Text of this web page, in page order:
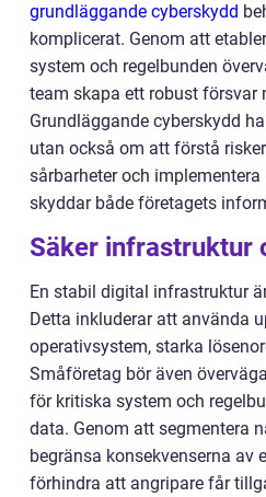
grundläggande cyberskydd
komplicerat. Genom att
system och regelbunden
team skapa ett robust försvar
Grundläggande cyberskydd
utan också om att förstå
sårbarheter och
skyddar både företagets
Säker infrastruktur
En stabil digital infrastruktur
Detta inkluderar att använda
operativsystem, starka
Småföretag bör även
för kritiska system och
data. Genom att segmentera
begränsa konsekvenserna av
förhindra att angripare får